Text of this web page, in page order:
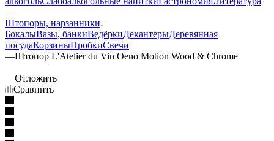
—
Штопоры, нарзанники
БокалыВазы, банкиВедёркиДекантерыДеревянная
посудаКорзиныПробкиСвечи
—Штопор L'Atelier du Vin Oeno Motion Wood & Chrome
Отложить
Сравнить